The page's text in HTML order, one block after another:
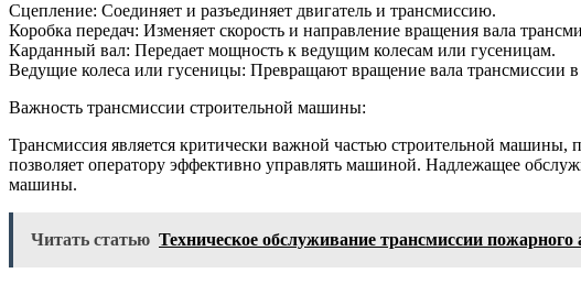
Сцепление: Соединяет и разъединяет двигатель и трансмиссию.
Коробка передач: Изменяет скорость и направление вращения вала
Карданный вал: Передает мощность к ведущим колесам или гусеницам.
Ведущие колеса или гусеницы: Превращают вращение вала трансмиссии в
Важность трансмиссии строительной машины:
Трансмиссия является критически важной частью строительной машины,
позволяет оператору эффективно управлять машиной. Надлежащее
машины.
Читать статью Техническое обслуживание трансмиссии пожарного